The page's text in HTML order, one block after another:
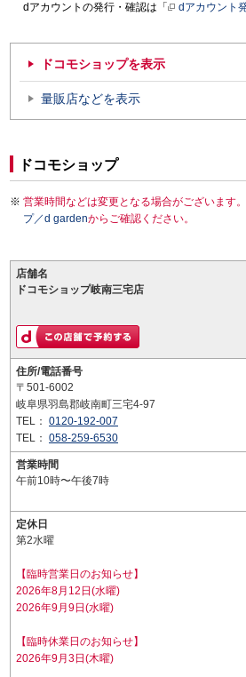
dアカウントの発行・確認は「
dアカウント
ドコモショップを表示
量販店などを表示
ドコモショップ
営業時間などは変更となる場合がございます
プ／d gardenからご確認ください。
店舗名
ドコモショップ岐南三宅店
住所/電話番号
〒501-6002
岐阜県羽島郡岐南町三宅4-97
TEL： 0120-192-007
TEL： 058-259-6530
営業時間
午前10時〜午後7時
定休日
第2水曜
【臨時営業日のお知らせ】
2026年8月12日(水曜)
2026年9月9日(水曜)
【臨時休業日のお知らせ】
2026年9月3日(木曜)